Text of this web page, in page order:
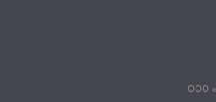
ООО